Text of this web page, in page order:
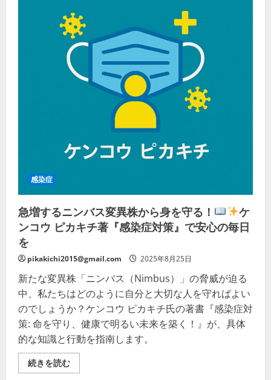
す
る
お
す
す
め
プ
ラ
ン
年
秋
版】
を
覧
く
だ
感染症
急増するニンバス変異株から身を守る！
ケ
ンコウ ピカキチ著『感染症対策』で安心の毎日
を
pikakichi2015@gmail.com 2025年8月25日
新たな変異株「ニンバス（Nimbus）」の脅威が迫る
中、私たちはどのように自分と大切な人を守ればよい
のでしょうか？ケンコウ ピカキチ氏の著書『感染症対
策: 命を守り、健康で明るい未来を築く！』が、具体
的な知識と行動を指南します。
続きを読む急
増